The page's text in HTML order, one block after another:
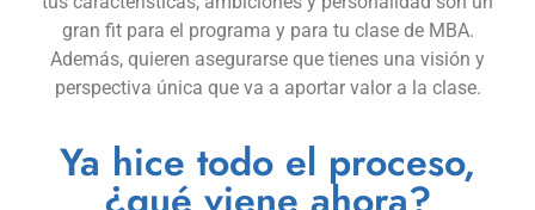
gran fit para el programa y para tu clase de MBA.
Además, quieren asegurarse que tienes una visión y
perspectiva única que va a aportar valor a la clase.
Ya hice todo el proceso,